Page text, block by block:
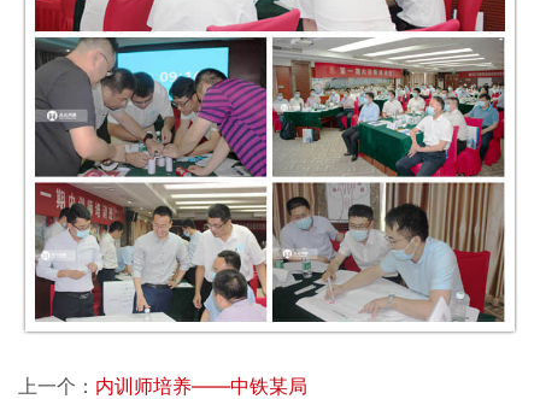
上一个： 内训师培养——中铁某局